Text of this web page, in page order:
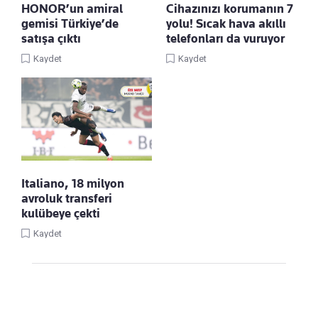
HONOR’un amiral
gemisi Türkiye’de
satışa çıktı
Kaydet
Cihazınızı korumanın 7
yolu! Sıcak hava akıllı
telefonları da vuruyor
Kaydet
Italiano, 18 milyon
avroluk transferi
kulübeye çekti
Kaydet